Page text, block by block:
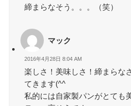
締まらなそう。。。（笑）
マック
2016年4月28日 8:04 AM
楽しさ！美味しさ！締まらな
てきます(^^
私的には自家製パンがとても